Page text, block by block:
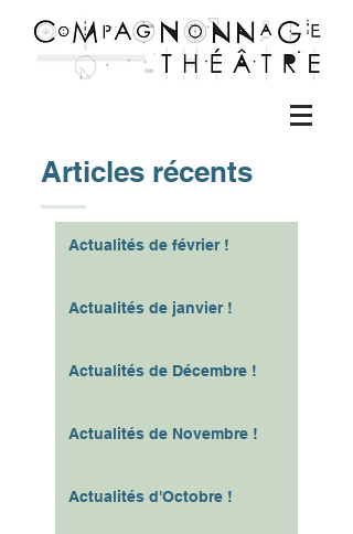
Articles récents
Actualités de février !
Actualités de janvier !
Actualités de Décembre !
Actualités de Novembre !
Actualités d'Octobre !